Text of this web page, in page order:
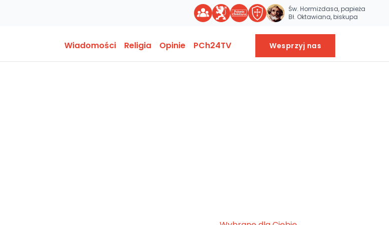
Św. Hormizdasa, papieża
Bł. Oktawiana, biskupa
Wiadomości Religia Opinie PCh24TV Wesprzyj nas